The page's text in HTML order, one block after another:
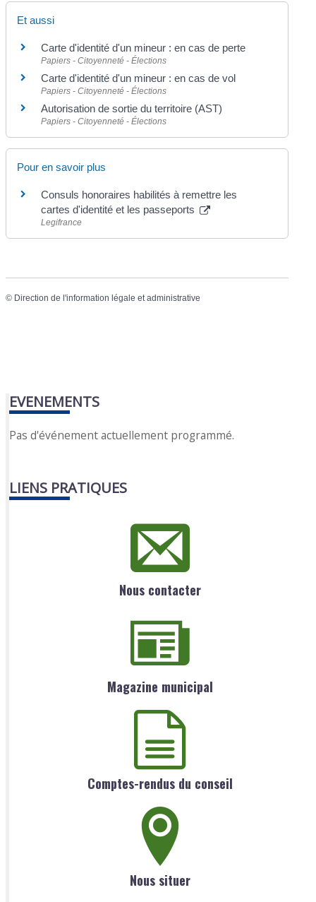
Et aussi
Carte d'identité d'un mineur : en cas de perte
Papiers - Citoyenneté - Élections
Carte d'identité d'un mineur : en cas de vol
Papiers - Citoyenneté - Élections
Autorisation de sortie du territoire (AST)
Papiers - Citoyenneté - Élections
Pour en savoir plus
Consuls honoraires habilités à remettre les
cartes d'identité et les passeports
Legifrance
© Direction de l'information légale et administrative
EVENEMENTS
Pas d'événement actuellement programmé.
LIENS PRATIQUES
Nous contacter
Magazine municipal
Comptes-rendus du conseil
Nous situer